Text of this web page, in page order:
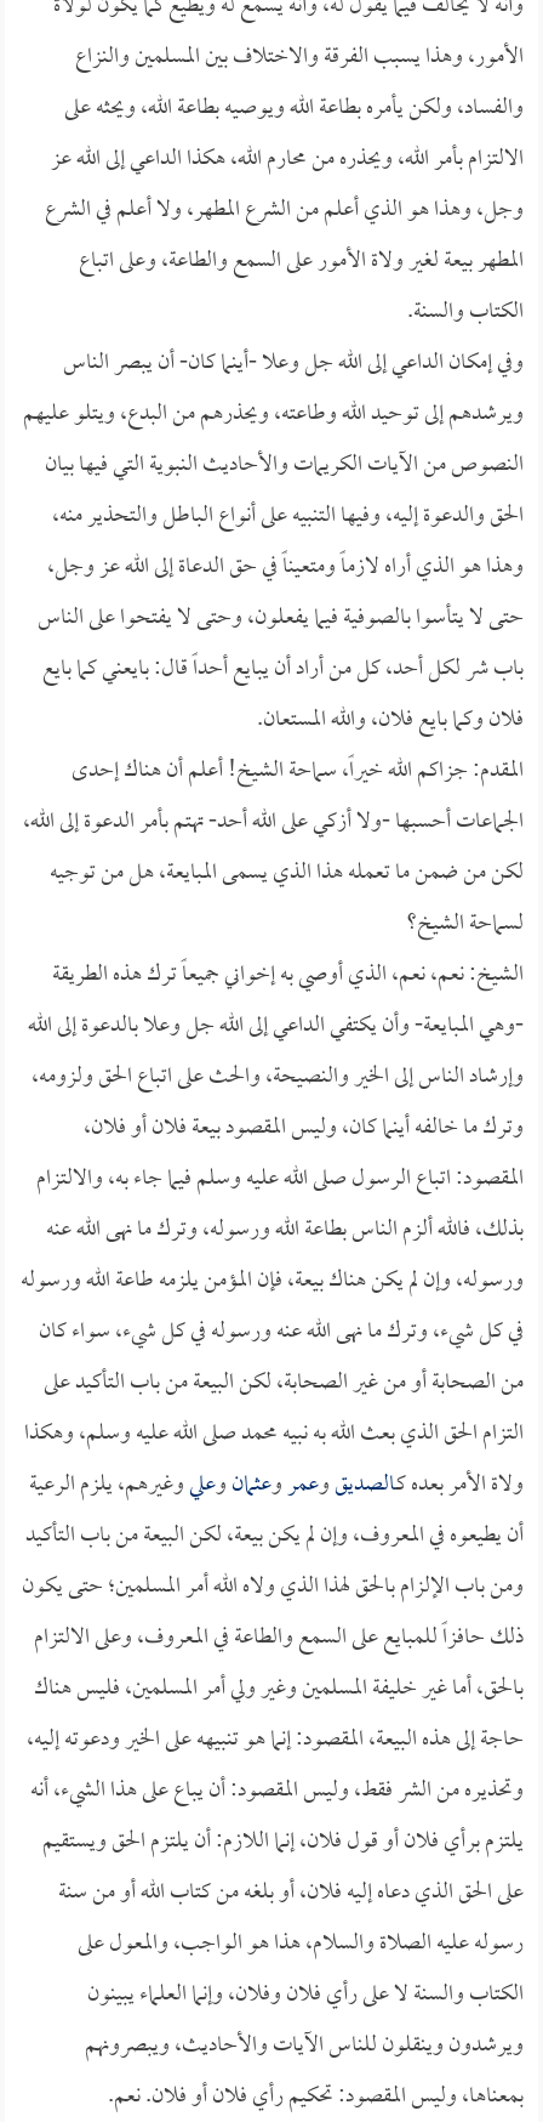
الأمور، وهذا يسبب الفرقة والاختلاف بين المسلمين والنزاع
والفساد، ولكن يأمره بطاعة الله ويوصيه بطاعة الله، ويحثه على
الالتزام بأمر الله، ويحذره من محارم الله، هكذا الداعي إلى الله عز
وجل، وهذا هو الذي أعلم من الشرع المطهر، ولا أعلم في الشرع
المطهر بيعة لغير ولاة الأمور على السمع والطاعة، وعلى اتباع
الكتاب والسنة.
وفي إمكان الداعي إلى الله جل وعلا -أينما كان- أن يبصر الناس
ويرشدهم إلى توحيد الله وطاعته، ويحذرهم من البدع، ويتلو عليهم
النصوص من الآيات الكريمات والأحاديث النبوية التي فيها بيان
الحق والدعوة إليه، وفيها التنبيه على أنواع الباطل والتحذير منه،
وهذا هو الذي أراه لازماً ومتعيناً في حق الدعاة إلى الله عز وجل،
حتى لا يتأسوا بالصوفية فيما يفعلون، وحتى لا يفتحوا على الناس
باب شر لكل أحد، كل من أراد أن يبايع أحداً قال: بايعني كما بايع
فلان وكما بايع فلان، والله المستعان.
المقدم: جزاكم الله خيراً، سماحة الشيخ! أعلم أن هناك إحدى
الجماعات أحسبها -ولا أزكي على الله أحد- تهتم بأمر الدعوة إلى الله،
لكن من ضمن ما تعمله هذا الذي يسمى المبايعة، هل من توجيه
لسماحة الشيخ؟
الشيخ: نعم، نعم، الذي أوصي به إخواني جميعاً ترك هذه الطريقة
-وهي المبايعة- وأن يكتفي الداعي إلى الله جل وعلا بالدعوة إلى الله
وإرشاد الناس إلى الخير والنصيحة، والحث على اتباع الحق ولزومه،
وترك ما خالفه أينما كان، وليس المقصود بيعة فلان أو فلان،
المقصود: اتباع الرسول صلى الله عليه وسلم فيما جاء به، والالتزام
بذلك، فالله ألزم الناس بطاعة الله ورسوله، وترك ما نهى الله عنه
ورسوله، وإن لم يكن هناك بيعة، فإن المؤمن يلزمه طاعة الله ورسوله
في كل شيء، وترك ما نهى الله عنه ورسوله في كل شيء، سواء كان
من الصحابة أو من غير الصحابة، لكن البيعة من باب التأكيد على
التزام الحق الذي بعث الله به نبيه محمد صلى الله عليه وسلم، وهكذا
ولاة الأمر بعده كـالصديقوعمروعثمانوعليوغيرهم، يلزم الرعية
أن يطيعوه في المعروف، وإن لم يكن بيعة، لكن البيعة من باب التأكيد
ومن باب الإلزام بالحق لهذا الذي ولاه الله أمر المسلمين؛ حتى يكون
ذلك حافزاً للمبايع على السمع والطاعة في المعروف، وعلى الالتزام
بالحق، أما غير خليفة المسلمين وغير ولي أمر المسلمين، فليس هناك
حاجة إلى هذه البيعة، المقصود: إنما هو تنبيهه على الخير ودعوته إليه،
وتحذيره من الشر فقط، وليس المقصود: أن يباع على هذا الشيء، أنه
يلتزم برأي فلان أو قول فلان، إنما اللازم: أن يلتزم الحق ويستقيم
على الحق الذي دعاه إليه فلان، أو بلغه من كتاب الله أو من سنة
رسوله عليه الصلاة والسلام، هذا هو الواجب، والمعول على
الكتاب والسنة لا على رأي فلان وفلان، وإنما العلماء يبينون
ويرشدون وينقلون للناس الآيات والأحاديث، ويبصرونهم
بمعناها، وليس المقصود: تحكيم رأي فلان أو فلان. نعم.